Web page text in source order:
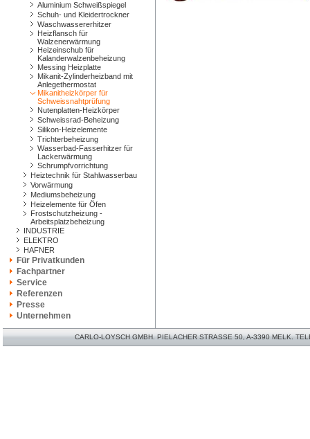
Aluminium Schweißspiegel
Schuh- und Kleidertrockner
Waschwassererhitzer
Heizflansch für
Walzenerwärmung
Heizeinschub für
Kalanderwalzenbeheizung
Messing Heizplatte
Mikanit-Zylinderheizband mit
Anlegethermostat
Mikanitheizkörper für
Schweissnahtprüfung
Nutenplatten-Heizkörper
Schweissrad-Beheizung
Silikon-Heizelemente
Trichterbeheizung
Wasserbad-Fasserhitzer für
Lackerwärmung
Schrumpfvorrichtung
Heiztechnik für Stahlwasserbau
Vorwärmung
Mediumsbeheizung
Heizelemente für Öfen
Frostschutzheizung -
Arbeitsplatzbeheizung
INDUSTRIE
ELEKTRO
HAFNER
Für Privatkunden
Fachpartner
Service
Referenzen
Presse
Unternehmen
CARLO-LOYSCH GMBH. PIELACHER STRASSE 50, A-3390 MELK.